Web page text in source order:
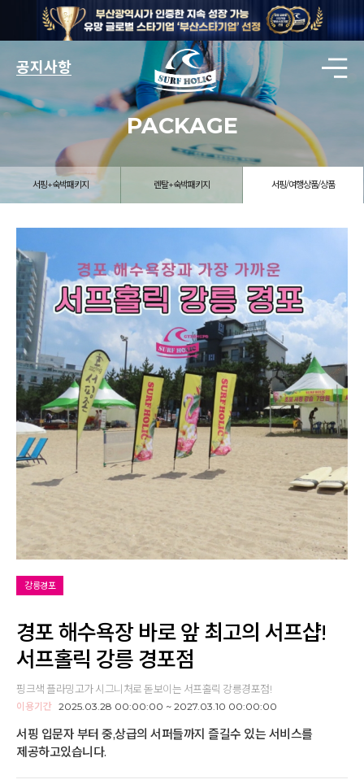
공지사항
PACKAGE
서핑+숙박패키지 렌탈+숙박패키지 서핑/여행상품/상품
강릉경포
경포 해수욕장 바로 앞 최고의 서프샵!
서프홀릭 강릉 경포점
핑크색 플라밍고가 시그니처로 돋보이는 서프홀릭 강릉경포점!
이용기간 2025.03.28 00:00:00 ~ 2027.03.10 00:00:00
서핑 입문자 부터 중,상급의 서퍼들까지 즐길수 있는 서비스를
제공하고있습니다.